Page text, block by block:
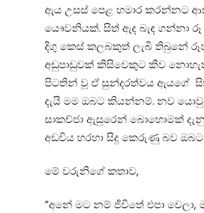
ඇය උසස් පෙළ හමාර කරන්නට
යෞවනියක්. සිත් ඇද බැඳ ගන්නා
දිගු කෙස් කලබකුත් ලැබී තිබුනේ
අඩුපාඩුවක් කිසිවෙකුට කිව
පිටතින් වූ ඒ සුන්දරත්වය ඇයගේ
දැයි මම ඔබට කියන්නම්. නව
සාකච්ජා ඇසුරෙන් බොහොමක්
අඩවිය හරහා සිදු කෙරුණු බව
මේ වරුනිගේ කතාව,
“අනේ මට නම් ජිවිතේ එපා